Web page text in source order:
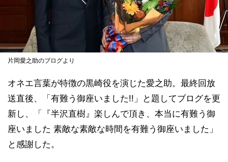
片岡愛之助のブログより
オネエ言葉が特徴の黒崎役を演じた愛之助。最終回放
送直後、「有難う御座いました!!」と題してブログを更
新し、「『半沢直樹』楽しんで頂き、本当に有難う御
座いました 素敵な素敵な時間を有難う御座いました」
と感謝した。